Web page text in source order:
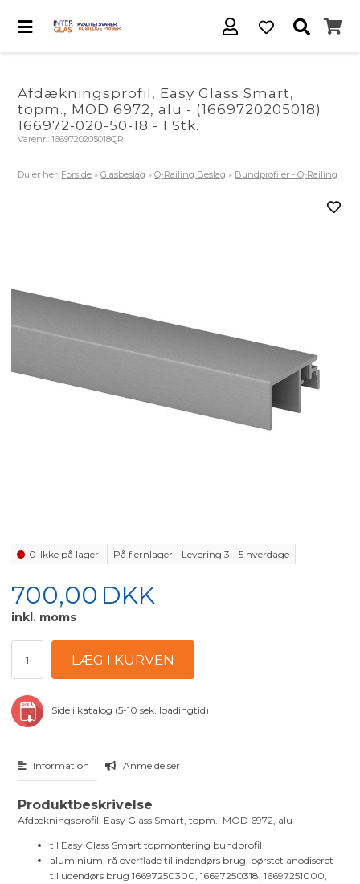
Afdækningsprofil, Easy Glass Smart,
topm., MOD 6972, alu - (1669720205018)
166972-020-50-18 - 1 Stk.
Varenr.:1669720205018QR
Du er her: Forside »Glasbeslag »Q-Railing Beslag » Bundprofiler - Q-Railing
0 Ikke på lager På fjernlager - Levering 3 - 5 hverdage
700,00 DKK
inkl. moms
Side i katalog (5-10 sek. loadingtid)
Information Anmeldelser
Produktbeskrivelse
Afdækningsprofil, Easy Glass Smart, topm., MOD 6972, alu
til Easy Glass Smart topmontering bundprofil
aluminium, rå overflade til indendørs brug, børstet anodiseret
til udendørs brug 16697250300, 16697250318, 16697251000,